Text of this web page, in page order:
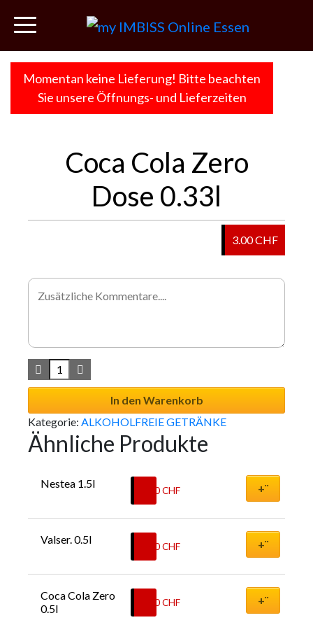
Momentan keine Lieferung! Bitte beachten
Sie unsere Öffnungs- und Lieferzeiten
Coca Cola Zero
Dose 0.33l
3.00 CHF
In den Warenkorb
Kategorie: ALKOHOLFREIE GETRÄNKE
Ähnliche Produkte
Nestea 1.5l
7.00CHF +¨
Valser. 0.5l
4.00CHF +¨
Coca Cola Zero
0.5l
4.00CHF +¨